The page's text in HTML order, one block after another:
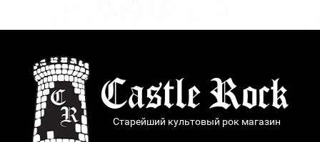
Старейший культовый рок магазин